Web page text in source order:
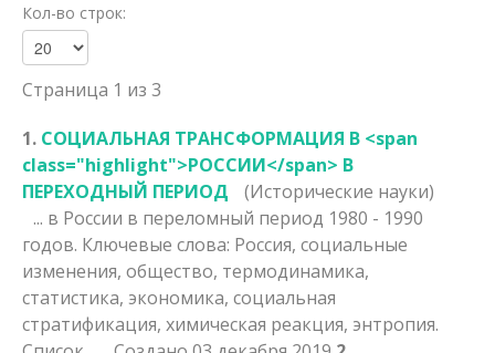
Политические науки
Культурология
Кол-во строк:
Страница 1 из 3
1. СОЦИАЛЬНАЯ ТРАНСФОРМАЦИЯ В <span
class="highlight">РОССИИ</span> В
ПЕРЕХОДНЫЙ ПЕРИОД
(Исторические науки)
... в России в переломный период 1980 - 1990
годов. Ключевые слова: Россия, социальные
изменения, общество, термодинамика,
статистика, экономика, социальная
стратификация, химическая реакция, энтропия.